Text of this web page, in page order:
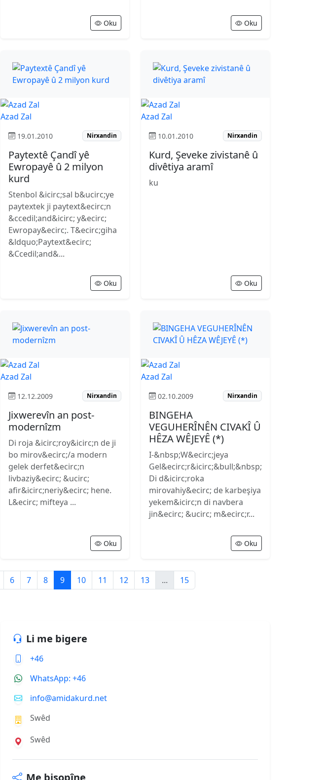
Oku Oku
Azad Zal
19.01.2010 Nirxandin
Paytextê Çandî yê
Ewropayê û 2 milyon
kurd
Stenbol &icirc;sal b&ucirc;ye
paytextek ji paytext&ecirc;n
&ccedil;and&icirc; y&ecirc;
Ewropay&ecirc;. T&ecirc;giha
&ldquo;Paytext&ecirc;
&Ccedil;and&...
Oku
Azad Zal
10.01.2010 Nirxandin
Kurd, Şeveke zivistanê û
divêtiya aramî
ku
Oku
Azad Zal
12.12.2009 Nirxandin
Jixwerevîn an post-
modernîzm
Di roja &icirc;roy&icirc;n de ji
bo mirov&ecirc;/a modern
gelek derfet&ecirc;n
livbaziy&ecirc; &ucirc;
afir&icirc;neriy&ecirc; hene.
L&ecirc; mifteya ...
Oku
Azad Zal
02.10.2009 Nirxandin
BINGEHA
VEGUHERÎNÊN CIVAKÎ Û
HÊZA WÊJEYÊ (*)
I-&nbsp;W&ecirc;jeya
Gel&ecirc;r&icirc;&bull;&nbsp;
Di d&icirc;roka
mirovahiy&ecirc; de karbeşiya
yekem&icirc;n di navbera
jin&ecirc; &ucirc; m&ecirc;r...
Oku
6 7 8 9 10 11 12 13 ... 15
Li me bigere
+46
WhatsApp: +46
info@amidakurd.net
Swêd
Swêd